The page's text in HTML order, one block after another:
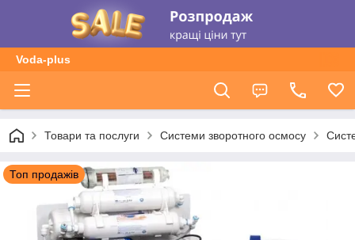
Voda-plus
Товари та послуги Системи зворотного осмосу
Топ продажів